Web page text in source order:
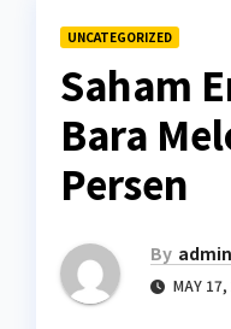
UNCATEGORIZED
Saham
Bara
Persen
By admin
MAY